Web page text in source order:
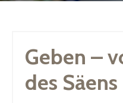
Geben –
des Säens